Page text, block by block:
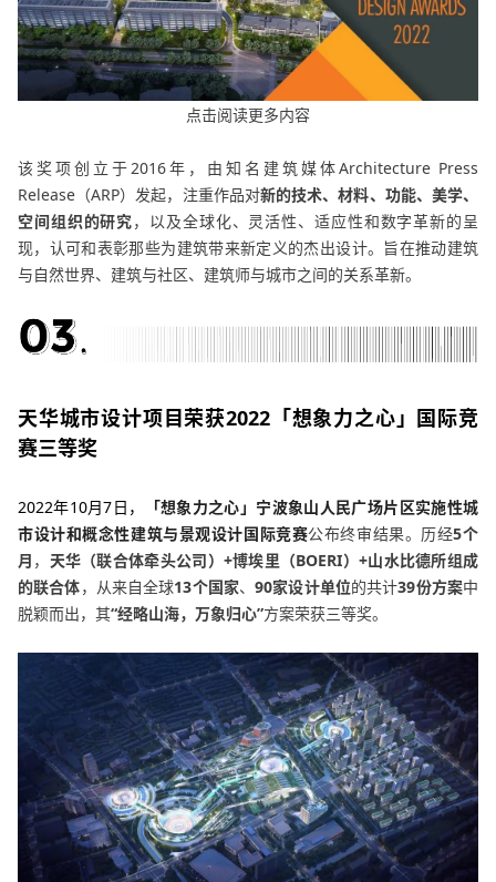
点击阅读更多内容
该奖 项创立于2016年，由知名建筑媒体Architecture Press
Release（ARP）发起，注重作品对新的技术、材料、功能、美学、
空间组织的研究，以及全球化、灵活性、适应性和数字革新的呈
现，认可和表彰那些为建筑带来新定义的杰出设计。旨在推动建筑
与自然世界、建筑与社区、建筑师与城市之间的关系革新。
天华城市设计项目荣获2022「想象力之心」国际竞
赛三等奖
2022年10月7日，
「想象力之心」宁波象山人民广场片区实施性城
市设计和概念性建筑与景观设计国际竞赛公布终审结果。历经5个
月 ， 天华（联合体牵头公司）+博埃里（BOERI）+山水比德所组成
的联合体，从来自全球13个国家、90家设计单位的共计39份方案中
脱颖而出，其“经略山海，万象归心”方案荣获三等奖。